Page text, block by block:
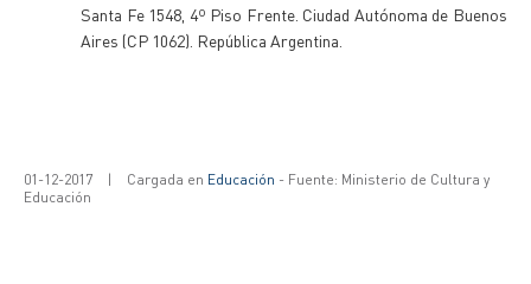
Santa Fe 1548, 4º Piso Frente. Ciudad Autónoma de Buenos
Aires (CP 1062). República Argentina.
01-12-2017 | Cargada en Educación - Fuente: Ministerio de Cultura y
Educación